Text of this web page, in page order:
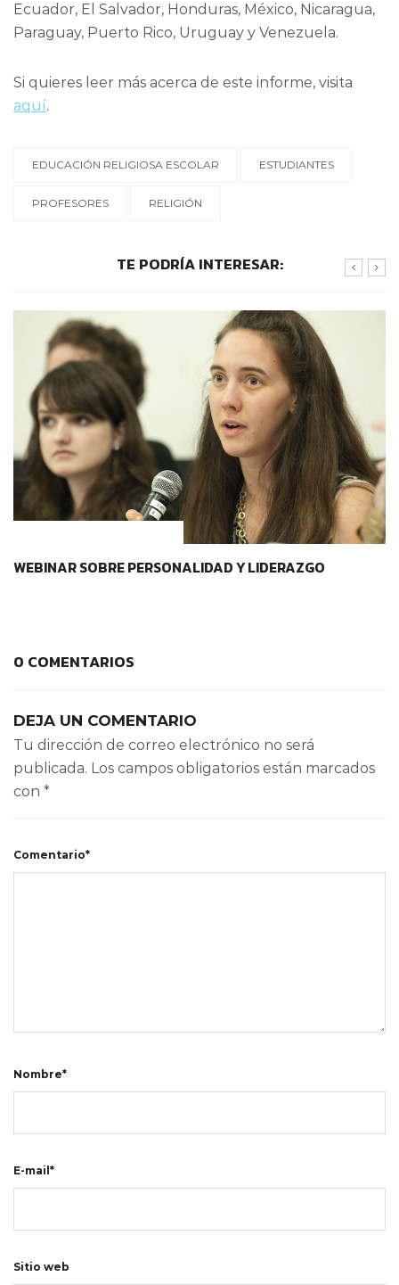
Ecuador, El Salvador, Honduras, México, Nicaragua,
Paraguay, Puerto Rico, Uruguay y Venezuela.
Si quieres leer más acerca de este informe, visita
aquí.
EDUCACIÓN RELIGIOSA ESCOLAR ESTUDIANTES
PROFESORES RELIGIÓN
TE PODRÍA INTERESAR:
WEBINAR SOBRE PERSONALIDAD Y LIDERAZGO
0 COMENTARIOS
DEJA UN COMENTARIO
Tu dirección de correo electrónico no será
publicada. Los campos obligatorios están marcados
con *
Comentario*
Nombre*
E-mail*
Sitio web